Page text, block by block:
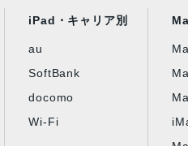
iPad・キャリア別
au
SoftBank
docomo
Wi-Fi